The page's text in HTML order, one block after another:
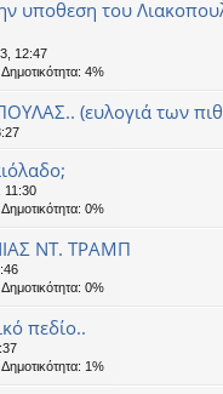
υποθεση του
12:47
Δημοτικότητα: 4%
(ευλογιά των
11:30
Δημοτικότητα: 0%
ΝΤ. ΤΡΑΜΠ
Δημοτικότητα: 0%
πεδίο..
Δημοτικότητα: 1%